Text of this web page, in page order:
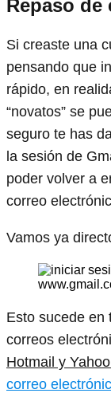
Repaso de
Si creaste una
pensando que
rápido, en
“novatos” se
seguro te has
la sesión de
poder volver a
correo
Vamos ya
Esto sucede en
correos
Hotmail y Yahoo
correo